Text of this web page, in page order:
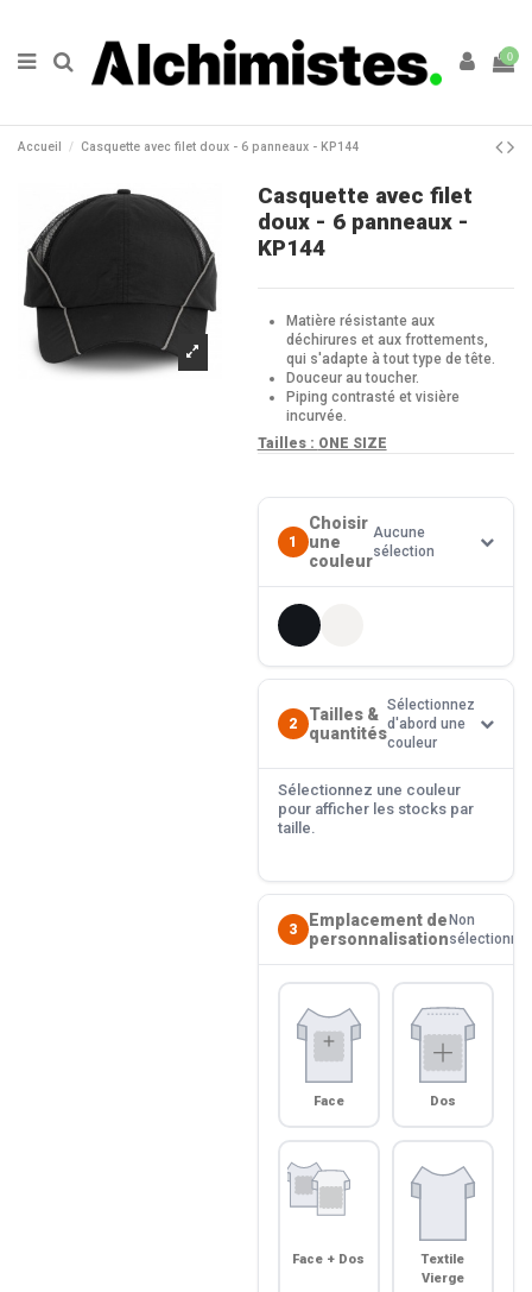
0
Accueil Casquette avec filet doux - 6 panneaux - KP144
Casquette avec filet
doux - 6 panneaux -
KP144
Matière résistante aux
déchirures et aux frottements,
qui s'adapte à tout type de tête.
Douceur au toucher.
Piping contrasté et visière
incurvée.
Tailles : ONE SIZE
1
Choisir
une
couleur
Aucune
sélection
2
Tailles &
quantités
Sélectionnez
d'abord une
couleur
Sélectionnez une couleur
pour afficher les stocks par
taille.
3
Emplacement de
personnalisation
Non
sélectionné
Face Dos
Face + Dos
Textile
Vierge